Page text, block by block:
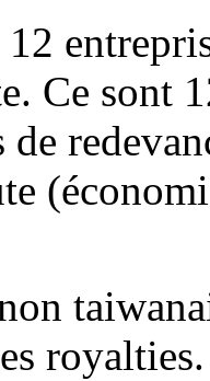
Ce sont
de
royalties.